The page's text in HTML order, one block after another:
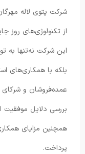
شرکت پتوی لاله
از تکنولوژی‌های روز
این شرکت نه‌تنها به
بلکه با همکاری‌های
عمده‌فروشان و شرکای
بررسی دلایل موفقیت
همچنین مزایای
پرداخت.